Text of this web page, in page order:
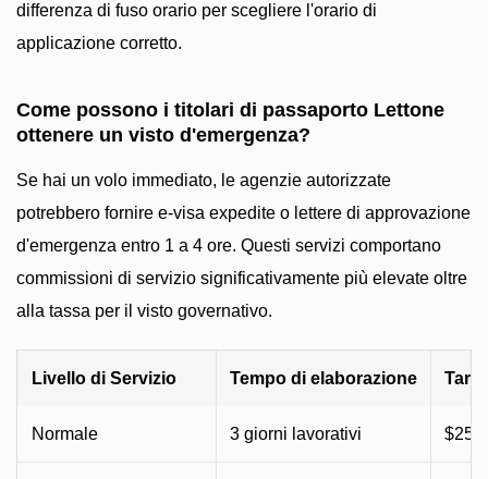
differenza di fuso orario per scegliere l'orario di
applicazione corretto.
Come possono i titolari di passaporto Lettone
ottenere un visto d'emergenza?
Se hai un volo immediato, le agenzie autorizzate
potrebbero fornire e-visa expedite o lettere di approvazione
d'emergenza entro 1 a 4 ore. Questi servizi comportano
commissioni di servizio significativamente più elevate oltre
alla tassa per il visto governativo.
Livello di Servizio Tempo di elaborazione
Normale 3 giorni lavorativi $25